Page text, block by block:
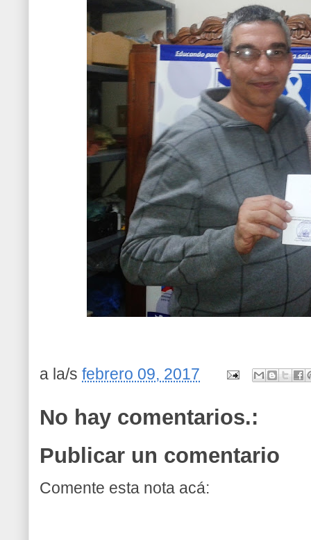
a la/s febrero 09, 2017
No hay comentarios.:
Publicar un comentario
Comente esta nota acá: